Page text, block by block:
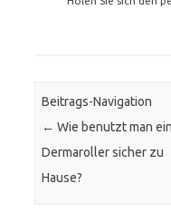
Beitrags-Navigation
← Wie benutzt man
Dermaroller sicher zu
Hause?